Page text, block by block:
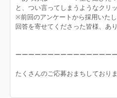
と、つい言ってしまうようなクリ
​※前回のアンケートから採用いたし
回答を寄せてくださった皆様、あ
ーーーーーーーーーーーーーーーー
たくさんのご応募おまちしており